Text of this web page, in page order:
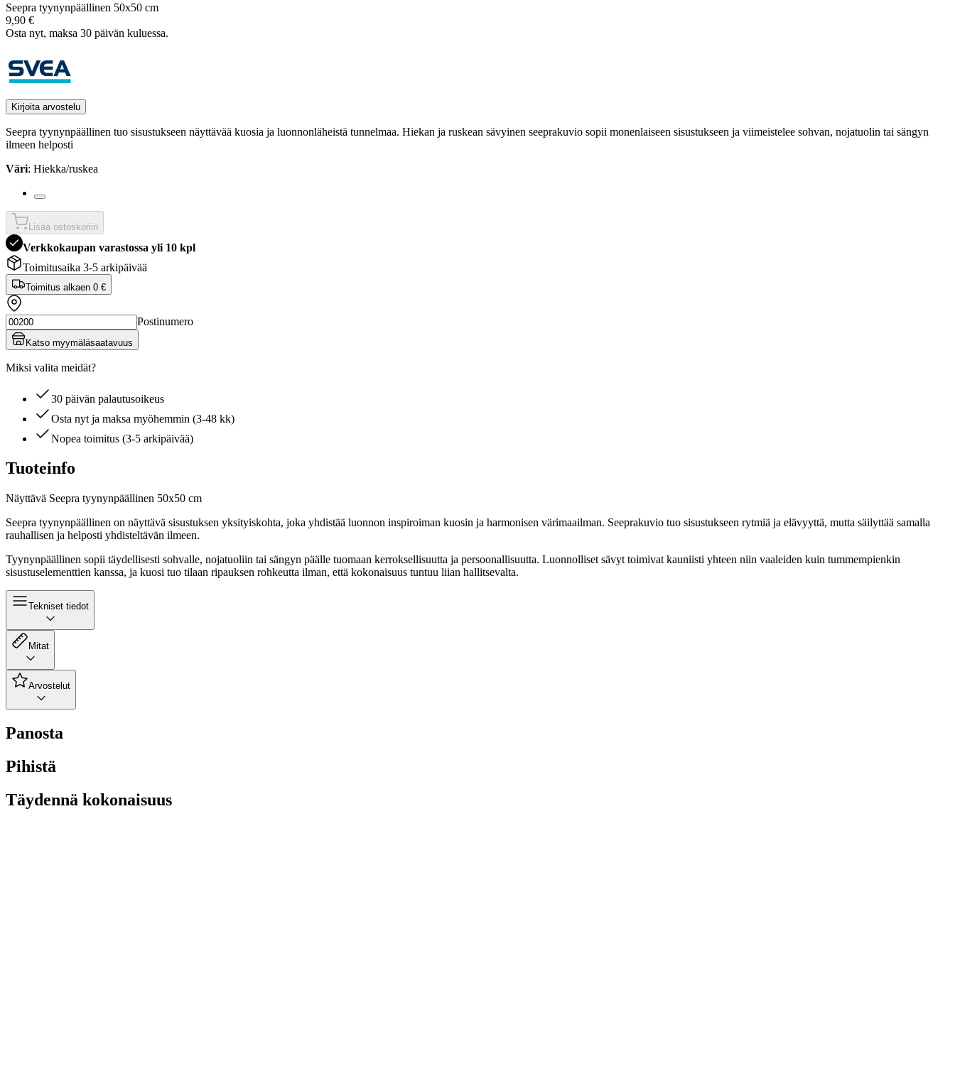
Seepra tyynynpäällinen 50x50 cm
9,90 €
Osta nyt, ­maksa 30 päivän kuluessa.
Kirjoita arvostelu
Seepra tyynynpäällinen tuo sisustukseen näyttävää kuosia ja luonnonläheistä tunnelmaa. Hiekan ja ruskean sävyinen seeprakuvio sopii monenlaiseen sisustukseen ja viimeistelee sohvan, nojatuolin tai sängyn
ilmeen helposti
Väri: Hiekka/ruskea
Lisää ostoskoriin
Verkkokaupan varastossa yli 10 kpl
Toimitusaika 3-5 arkipäivää
Toimitus alkaen 0 €
Postinumero
Katso myymäläsaatavuus
Miksi valita meidät?
30 päivän palautusoikeus
Osta nyt ja maksa myöhemmin (3-48 kk)
Nopea toimitus (3-5 arkipäivää)
Tuoteinfo
Näyttävä Seepra tyynynpäällinen 50x50 cm
Seepra tyynynpäällinen on näyttävä sisustuksen yksityiskohta, joka yhdistää luonnon inspiroiman kuosin ja harmonisen värimaailman. Seeprakuvio tuo sisustukseen rytmiä ja elävyyttä, mutta säilyttää samalla
rauhallisen ja helposti yhdisteltävän ilmeen.
Tyynynpäällinen sopii täydellisesti sohvalle, nojatuoliin tai sängyn päälle tuomaan kerroksellisuutta ja persoonallisuutta. Luonnolliset sävyt toimivat kauniisti yhteen niin vaaleiden kuin tummempienkin
sisustuselementtien kanssa, ja kuosi tuo tilaan ripauksen rohkeutta ilman, että kokonaisuus tuntuu liian hallitsevalta.
Tekniset tiedot
Mitat
Arvostelut
Panosta
Pihistä
Täydennä kokonaisuus